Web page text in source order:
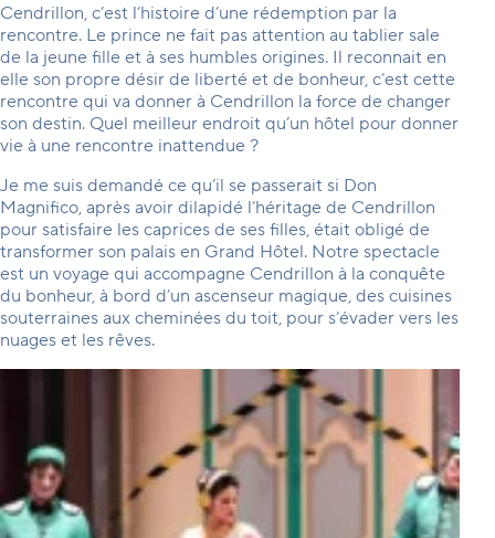
Cendrillon, c’est l’histoire d’une rédemption par la
rencontre. Le prince ne fait pas attention au tablier sale
de la jeune fille et à ses humbles origines. Il reconnait en
elle son propre désir de liberté et de bonheur, c’est cette
rencontre qui va donner à Cendrillon la force de changer
son destin. Quel meilleur endroit qu’un hôtel pour donner
vie à une rencontre inattendue ?
Je me suis demandé ce qu’il se passerait si Don
Magnifico, après avoir dilapidé l’héritage de Cendrillon
pour satisfaire les caprices de ses filles, était obligé de
transformer son palais en Grand Hôtel. Notre spectacle
est un voyage qui accompagne Cendrillon à la conquête
du bonheur, à bord d’un ascenseur magique, des cuisines
souterraines aux cheminées du toit, pour s’évader vers les
nuages et les rêves.